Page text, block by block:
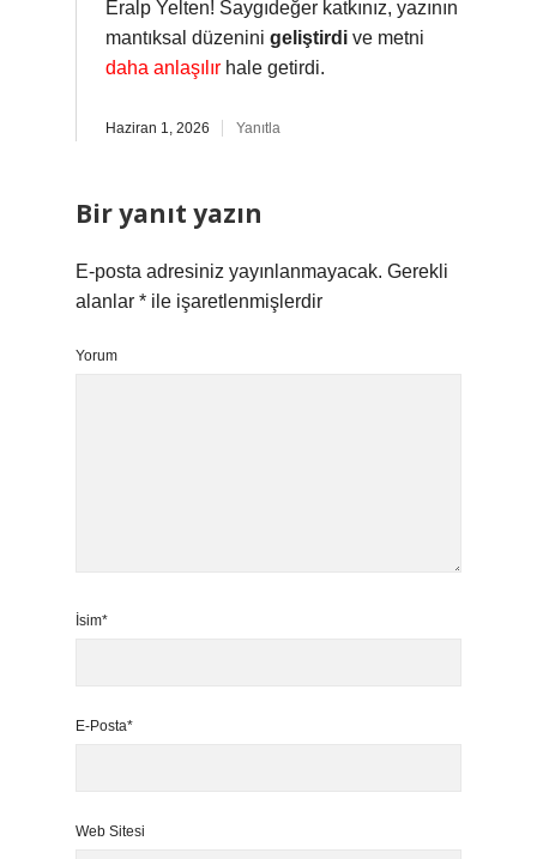
Eralp Yelten! Saygıdeğer katkınız, yazının
mantıksal düzenini geliştirdi ve metni
daha anlaşılır hale getirdi.
Haziran 1, 2026 Yanıtla
Bir yanıt yazın
E-posta adresiniz yayınlanmayacak. Gerekli
alanlar * ile işaretlenmişlerdir
Yorum
İsim*
E-Posta*
Web Sitesi